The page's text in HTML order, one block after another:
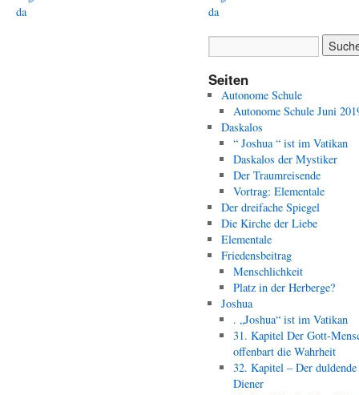
da
da
Seiten
Autonome Schule
Autonome Schule Juni
Daskalos
“ Joshua “ ist im Vatikan
Daskalos der Mystiker
Der Traumreisende
Vortrag: Elementale
Der dreifache Spiegel
Die Kirche der Liebe
Elementale
Friedensbeitrag
Menschlichkeit
Platz in der Herberge?
Joshua
. „Joshua“ ist im Vatikan
31. Kapitel Der Gott-
offenbart die Wahrheit
32. Kapitel – Der duldende
Diener